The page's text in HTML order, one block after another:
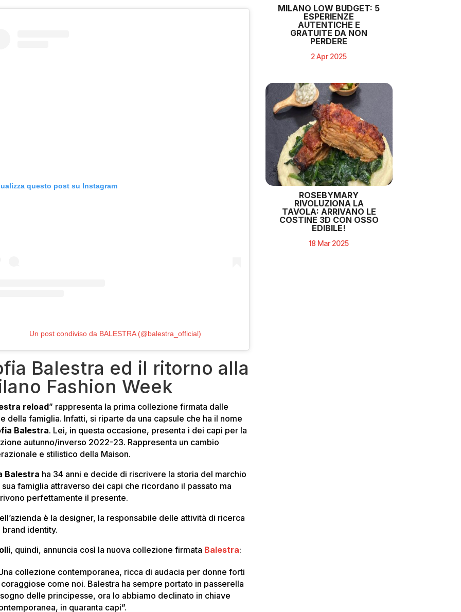
questo post su Instagram
Un post condiviso da BALESTRA (@balestra_official)
Balestra ed il ritorno alla
Fashion Week
reload” rappresenta la prima collezione firmata dalle
della famiglia. Infatti, si riparte da una capsule che ha il nome
Balestra. Lei, in questa occasione, presenta i dei capi per la
autunno/inverso 2022-23. Rappresenta un cambio
e stilistico della Maison.
Balestra ha 34 anni e decide di riscrivere la storia del marchio
sua famiglia attraverso dei capi che ricordano il passato ma
perfettamente il presente.
è la designer, la responsabile delle attività di ricerca
brand identity.
, quindi, annuncia così la nuova collezione firmata Balestra:
collezione contemporanea, ricca di audacia per donne forti
come noi. Balestra ha sempre portato in passerella
delle principesse, ora lo abbiamo declinato in chiave
in quaranta capi”.
MILANO LOW BUDGET: 5
ESPERIENZE
AUTENTICHE E
GRATUITE DA NON
PERDERE
2 Apr 2025
ROSEBYMARY
RIVOLUZIONA LA
TAVOLA: ARRIVANO LE
COSTINE 3D CON OSSO
EDIBILE!
18 Mar 2025